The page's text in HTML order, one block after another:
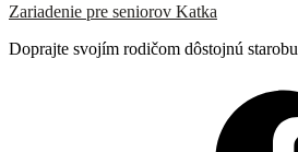
Zariadenie pre seniorov Katka
Doprajte svojím rodičom dôstojnú starobu